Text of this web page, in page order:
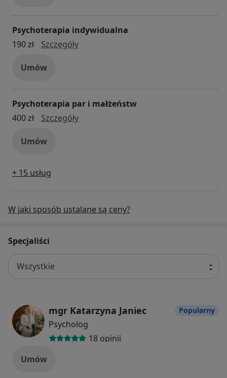
Psychoterapia indywidualna
190 zł
Szczegółypsychoterapia indywidualna
Umów
Psychoterapia par i małżeństw
400 zł
Szczegółypsychoterapia par i małżeństw
Umów
+ 15 usług
W jaki sposób ustalane są ceny?
Specjaliści
Wszystkie
mgr Katarzyna Janiec
Psycholog
18 opinii
Popularny
Umów